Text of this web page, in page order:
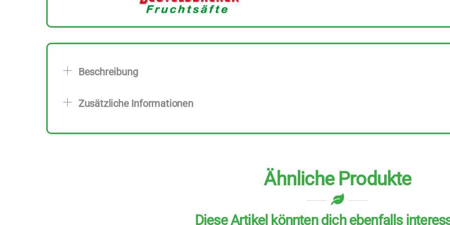
Beschreibung
Zusätzliche Informationen
Ähnliche Produkte
Diese Artikel könnten dich ebenfalls